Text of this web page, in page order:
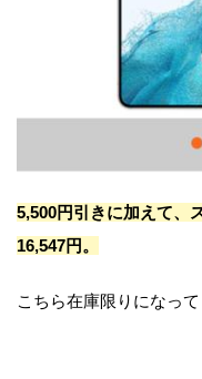
5,500円引きに加えて、
16,547円。
こちら在庫限りになっ